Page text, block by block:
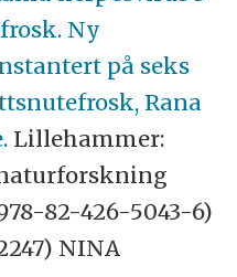
Ny
på seks
Rana
Lillehammer:
82-426-5043-6)
NINA